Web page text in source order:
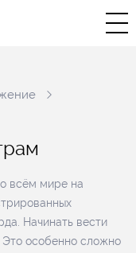
рам
всём мире на
Начинать вести
Это особенно сложно